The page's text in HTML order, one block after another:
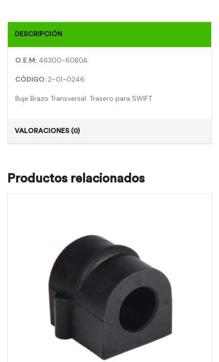
DESCRIPCIÓN
O.E.M: 46300-60B0A
CÓDIGO: 2-01-0246
Buje Brazo Transversal. Trasero para SWIFT
VALORACIONES (0)
Productos relacionados